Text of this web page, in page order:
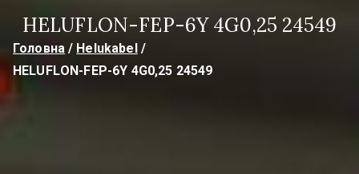
HELUFLON-FEP-6Y 4G0,25 24549
Головна
Helukabel
HELUFLON-FEP-6Y 4G0,25 24549